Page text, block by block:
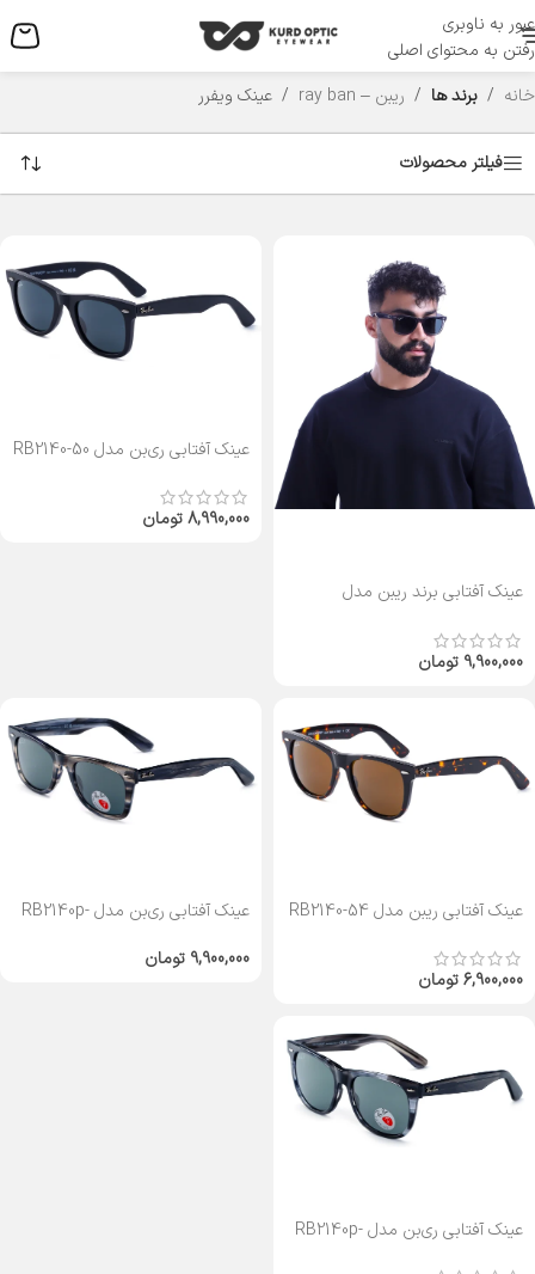
عبور به ناوبری
رفتن به محتوای اصلی
منو
خانه / برند ها / ریبن – ray ban / عینک ویفرر
فیلتر محصولات
عینک آفتابی برند ریبن مدل
9,900,000 تومان
عینک آفتابی ری‌بن مدل RB2140-50
8,990,000تومان
عینک آفتابی ریبن مدل RB2140-54
6,900,000تومان
عینک آفتابی ری‌بن مدل RB2140p-
9,900,000 تومان
عینک آفتابی ری‌بن مدل RB2140p-